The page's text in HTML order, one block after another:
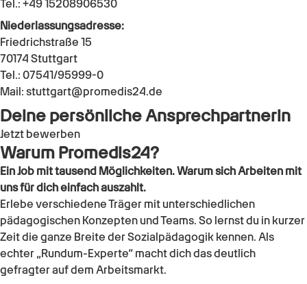
Tel.: +49 15208906530
Niederlassungsadresse:
Friedrichstraße 15
70174 Stuttgart
Tel.: 07541/95999-0
Mail: stuttgart@promedis24.de
Deine persönliche Ansprechpartnerin
Jetzt bewerben
Warum Promedis24?
Ein Job mit tausend Möglichkeiten. Warum sich Arbeiten mit
uns für dich einfach auszahlt.
Erlebe verschiedene Träger mit unterschiedlichen
pädagogischen Konzepten und Teams. So lernst du in kurzer
Zeit die ganze Breite der Sozialpädagogik kennen. Als
echter „Rundum-Experte“ macht dich das deutlich
gefragter auf dem Arbeitsmarkt.